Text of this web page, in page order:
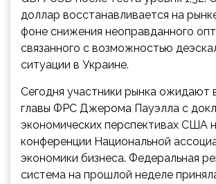
доллар восстанавливается на
фоне снижения неоправданного
связанного с возможностью
ситуации в Украине.
Сегодня участники рынка ожидают
главы ФРС Джерома Пауэлла с
экономических перспективах США
конференции Национальной
экономики бизнеса. Федеральная
система на прошлой неделе